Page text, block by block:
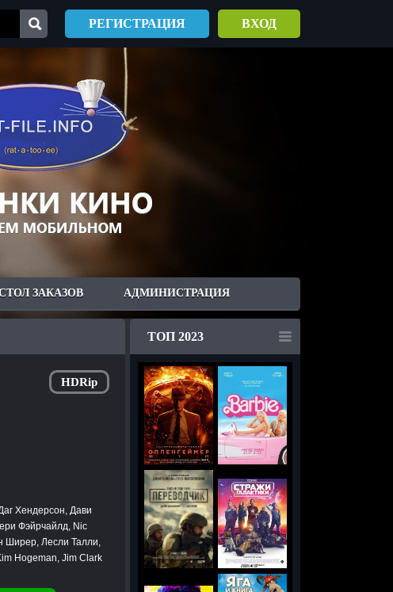
РЕГИСТРАЦИЯ ВХОД
ЗАКАЗОВ АДМИНИСТРАЦИЯ
HDRip
Хендерсон, Дави
Фэйрчайлд, Nic
Ширер, Лесли Талли,
Hogeman, Jim Clark
ТОП 2023